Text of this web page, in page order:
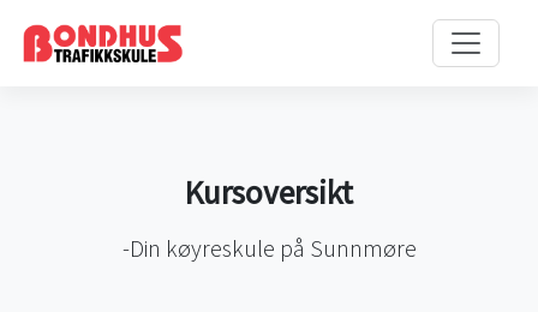
Kursoversikt
-Din køyreskule på Sunnmøre